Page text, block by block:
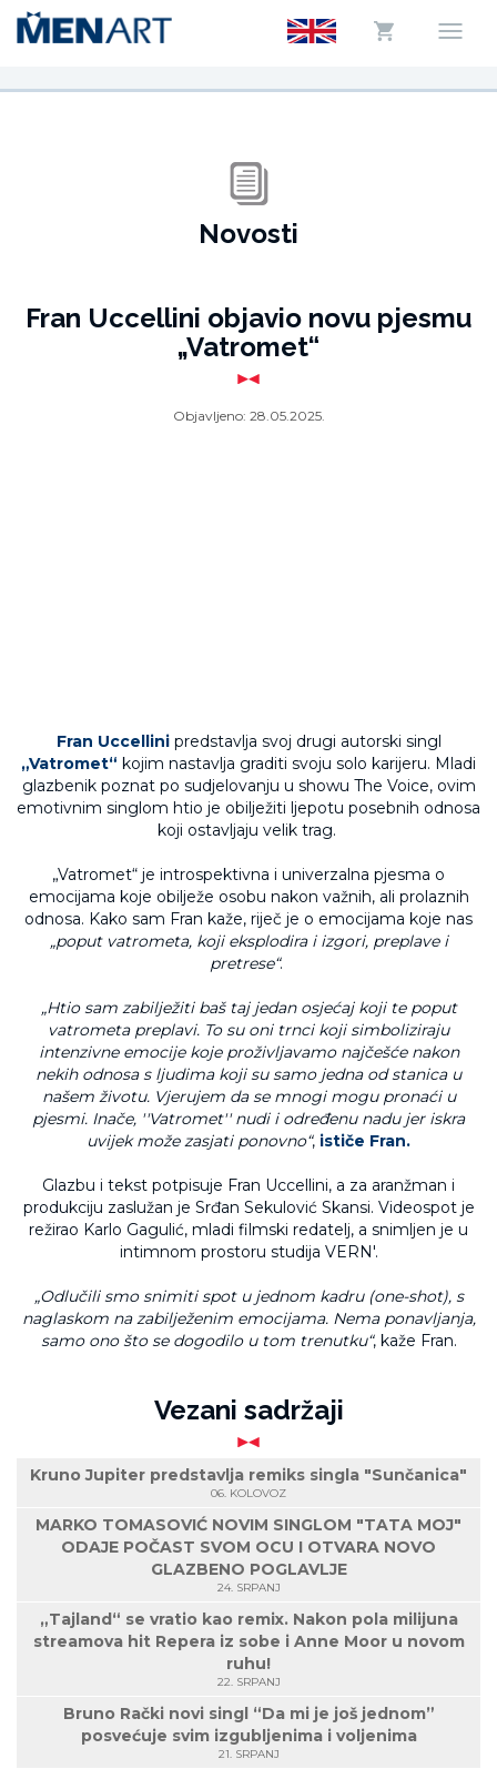
Novosti
Fran Uccellini objavio novu pjesmu
„Vatromet“
Objavljeno: 28.05.2025.
Fran Uccellinipredstavlja svoj drugi autorski singl
„Vatromet“ kojim nastavlja graditi svoju solo karijeru. Mladi
glazbenik poznat po sudjelovanju u showu The Voice, ovim
emotivnim singlom htio je obilježiti ljepotu posebnih odnosa
koji ostavljaju velik trag.
„Vatromet“ je introspektivna i univerzalna pjesma o
emocijama koje obilježe osobu nakon važnih, ali prolaznih
odnosa. Kako sam Fran kaže, riječ je o emocijama koje nas
„poput vatrometa, koji eksplodira i izgori, preplave i
pretrese“.
„Htio sam zabilježiti baš taj jedan osjećaj koji te poput
vatrometa preplavi. To su oni trnci koji simboliziraju
intenzivne emocije koje proživljavamo najčešće nakon
nekih odnosa s ljudima koji su samo jedna od stanica u
našem životu. Vjerujem da se mnogi mogu pronaći u
pjesmi. Inače, ''Vatromet'' nudi i određenu nadu jer iskra
uvijek može zasjati ponovno“, ističe Fran.
Glazbu i tekst potpisuje Fran Uccellini, a za aranžman i
produkciju zaslužan je Srđan Sekulović Skansi. Videospot je
režirao Karlo Gagulić, mladi filmski redatelj, a snimljen je u
intimnom prostoru studija VERN'.
„Odlučili smo snimiti spot u jednom kadru (one-shot), s
naglaskom na zabilježenim emocijama. Nema ponavljanja,
samo ono što se dogodilo u tom trenutku“, kaže Fran.
Vezani sadržaji
Kruno Jupiter predstavlja remiks singla "Sunčanica"
06. KOLOVOZ
MARKO TOMASOVIĆ NOVIM SINGLOM "TATA MOJ"
ODAJE POČAST SVOM OCU I OTVARA NOVO
GLAZBENO POGLAVLJE
24. SRPANJ
„Tajland“ se vratio kao remix. Nakon pola milijuna
streamova hit Repera iz sobe i Anne Moor u novom
ruhu!
22. SRPANJ
Bruno Rački novi singl “Da mi je još jednom”
posvećuje svim izgubljenima i voljenima
21. SRPANJ